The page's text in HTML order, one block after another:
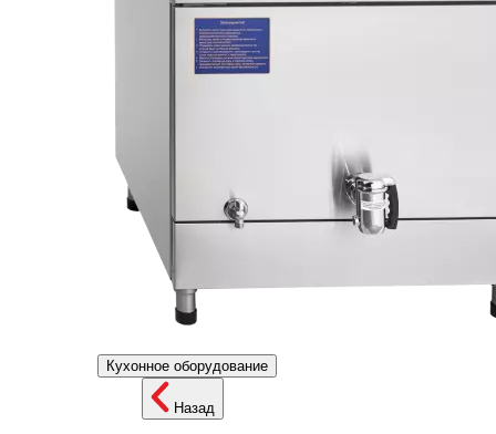
Кухонное оборудование
Назад